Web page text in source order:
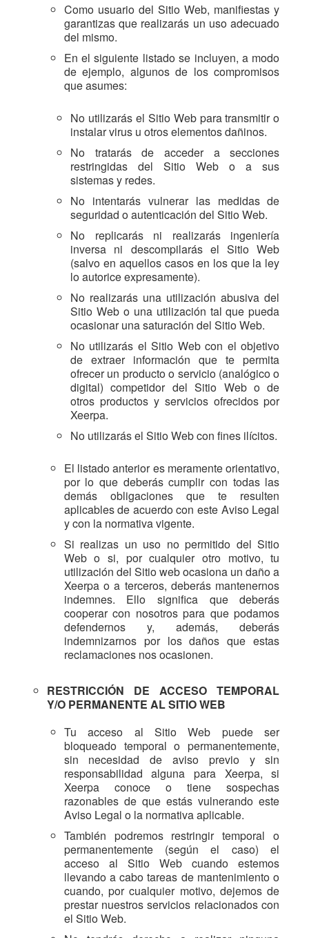
Como usuario del Sitio Web, manifiestas y
garantizas que realizarás un uso adecuado
del mismo.
En el siguiente listado se incluyen, a modo
de ejemplo, algunos de los compromisos
que asumes:
No utilizarás el Sitio Web para transmitir o
instalar virus u otros elementos dañinos.
No tratarás de acceder a secciones
restringidas del Sitio Web o a sus
sistemas y redes.
No intentarás vulnerar las medidas de
seguridad o autenticación del Sitio Web.
No replicarás ni realizarás ingeniería
inversa ni descompilarás el Sitio Web
(salvo en aquellos casos en los que la ley
lo autorice expresamente).
No realizarás una utilización abusiva del
Sitio Web o una utilización tal que pueda
ocasionar una saturación del Sitio Web.
No utilizarás el Sitio Web con el objetivo
de extraer información que te permita
ofrecer un producto o servicio (analógico o
digital) competidor del Sitio Web o de
otros productos y servicios ofrecidos por
Xeerpa.
No utilizarás el Sitio Web con fines ilícitos.
El listado anterior es meramente orientativo,
por lo que deberás cumplir con todas las
demás obligaciones que te resulten
aplicables de acuerdo con este Aviso Legal
y con la normativa vigente.
Si realizas un uso no permitido del Sitio
Web o si, por cualquier otro motivo, tu
utilización del Sitio web ocasiona un daño a
Xeerpa o a terceros, deberás mantenernos
indemnes. Ello significa que deberás
cooperar con nosotros para que podamos
defendernos y, además, deberás
indemnizarnos por los daños que estas
reclamaciones nos ocasionen.
RESTRICCIÓN DE ACCESO TEMPORAL
Y/O PERMANENTE AL SITIO WEB
Tu acceso al Sitio Web puede ser
bloqueado temporal o permanentemente,
sin necesidad de aviso previo y sin
responsabilidad alguna para Xeerpa, si
Xeerpa conoce o tiene sospechas
razonables de que estás vulnerando este
Aviso Legal o la normativa aplicable.
También podremos restringir temporal o
permanentemente (según el caso) el
acceso al Sitio Web cuando estemos
llevando a cabo tareas de mantenimiento o
cuando, por cualquier motivo, dejemos de
prestar nuestros servicios relacionados con
el Sitio Web.